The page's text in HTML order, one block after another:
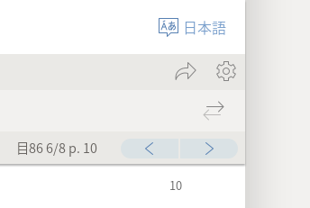
日本語
目86 6/8 p. 10